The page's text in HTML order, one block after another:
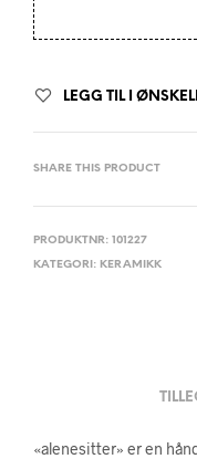
LEGG TIL I
SHARE THIS PRODUCT
PRODUKTNR: 101227
KATEGORI: KERAMIKK
«alenesitter» er en